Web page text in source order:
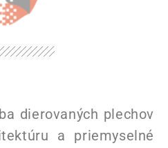
dierovaných plechov
a priemyselné